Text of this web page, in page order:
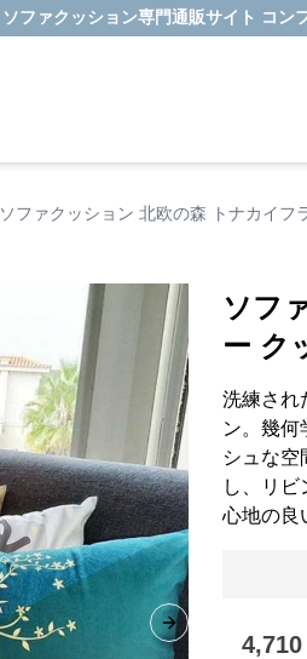
ソファクッション専門通販サイト コン
ソファクッション 北欧の森 トナカイフ
Next slide
ソフ
ー ク
洗練され
ン。幾何
シュな空
し、リ
心地の良
4,710